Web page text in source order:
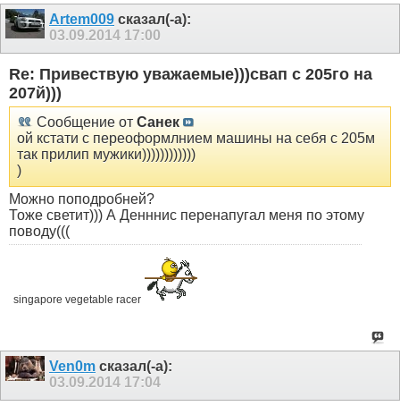
Artem009 сказал(-а):
03.09.2014 17:00
Re: Привествую уважаемые)))свап с 205го на
207й)))
Сообщение от Санек
ой кстати с переоформлнием машины на себя с 205м
так прилип мужики))))))))))))
)
Можно поподробней?
Тоже светит))) А Денннис перенапугал меня по этому
поводу(((
singapore vegetable racer
Ven0m сказал(-а):
03.09.2014 17:04